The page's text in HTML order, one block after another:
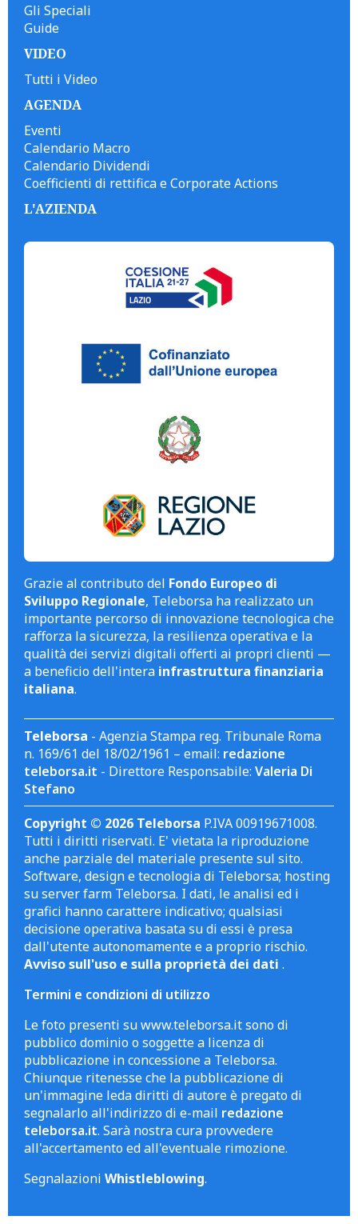
Gli Speciali
Guide
VIDEO
Tutti i Video
AGENDA
Eventi
Calendario Macro
Calendario Dividendi
Coefficienti di rettifica e Corporate Actions
L'AZIENDA
Grazie al contributo del Fondo Europeo di
Sviluppo Regionale, Teleborsa ha realizzato un
importante percorso di innovazione tecnologica che
rafforza la sicurezza, la resilienza operativa e la
qualità dei servizi digitali offerti ai propri clienti —
a beneficio dell'intera infrastruttura finanziaria
italiana.
Teleborsa - Agenzia Stampa reg. Tribunale Roma
n. 169/61 del 18/02/1961 – email: redazione
teleborsa.it - Direttore Responsabile: Valeria Di
Stefano
Copyright © 2026 Teleborsa P.IVA 00919671008.
Tutti i diritti riservati. E' vietata la riproduzione
anche parziale del materiale presente sul sito.
Software, design e tecnologia di Teleborsa; hosting
su server farm Teleborsa. I dati, le analisi ed i
grafici hanno carattere indicativo; qualsiasi
decisione operativa basata su di essi è presa
dall'utente autonomamente e a proprio rischio.
Avviso sull'uso e sulla proprietà dei dati .
Termini e condizioni di utilizzo
Le foto presenti su www.teleborsa.it sono di
pubblico dominio o soggette a licenza di
pubblicazione in concessione a Teleborsa.
Chiunque ritenesse che la pubblicazione di
un'immagine leda diritti di autore è pregato di
segnalarlo all'indirizzo di e-mail redazione
teleborsa.it. Sarà nostra cura provvedere
all'accertamento ed all'eventuale rimozione.
Segnalazioni Whistleblowing.